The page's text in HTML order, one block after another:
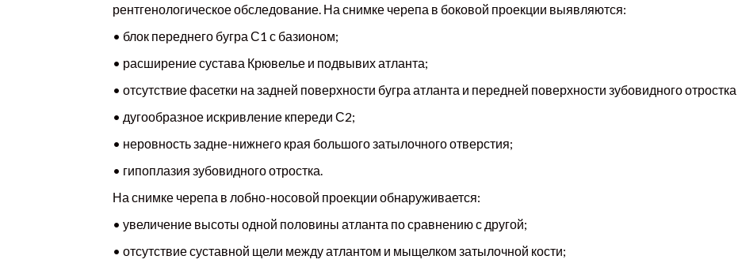
рентгенологическое обследование. На снимке черепа в боковой проекции выявляются:
• блок переднего бугра С1 с базионом;
• расширение сустава Крювелье и подвывих атланта;
• отсутствие фасетки на задней поверхности бугра атланта и передней поверхности зубовидного
• дугообразное искривление кпереди С2;
• неровность задне-нижнего края большого затылочного отверстия;
• гипоплазия зубовидного отростка.
На снимке черепа в лобно-носовой проекции обнаруживается:
• увеличение высоты одной половины атланта по сравнению с другой;
• отсутствие суставной щели между атлантом и мыщелком затылочной кости;